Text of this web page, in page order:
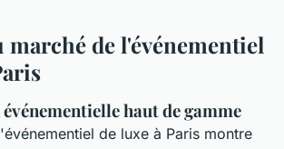
marché de l'événementiel
haut de gamme
de luxe à Paris montre